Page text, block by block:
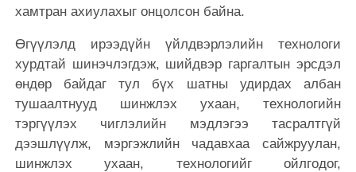
хамтран ахиулахыг онцолсон байна.
Өгүүлэлд ирээдүйн үйлдвэрлэлийн технологи
хурдтай шинэчлэгдэж, шийдвэр гаргалтын эрсдэл
өндөр байдаг тул бүх шатны удирдах албан
тушаалтнууд шинжлэх ухаан, технологийн
тэргүүлэх чиглэлийн мэдлэгээ тасралтгүй
дээшлүүлж, мэргэжлийн чадавхаа сайжруулан,
шинжлэх ухаан, технологийг ойлгодог,